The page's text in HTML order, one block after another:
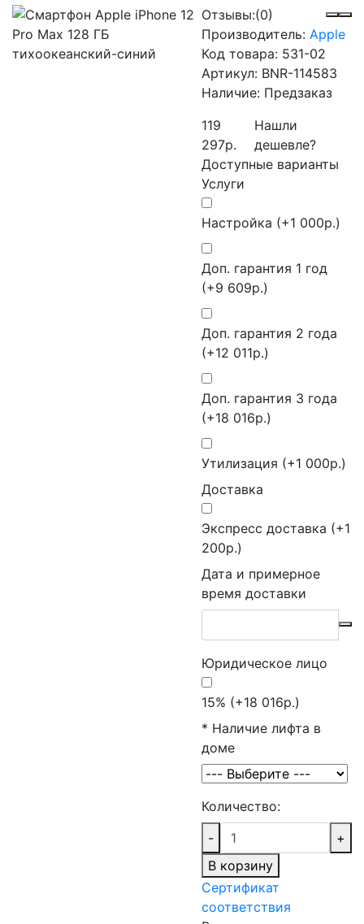
Отзывы:(0)
Производитель:Apple
Код товара: 531-02
Артикул: BNR-114583
Наличие: Предзаказ
119
297р.
Нашли
дешевле?
Доступные варианты
Услуги
Настройка (+1 000р.)
Доп. гарантия 1 год
(+9 609р.)
Доп. гарантия 2 года
(+12 011р.)
Доп. гарантия 3 года
(+18 016р.)
Утилизация (+1 000р.)
Доставка
Экспресс доставка (+1
200р.)
Дата и примерное
время доставки
Юридическое лицо
15% (+18 016р.)
* Наличие лифта в
доме
Количество:
-
+
В корзину
Сертификат
соответствия